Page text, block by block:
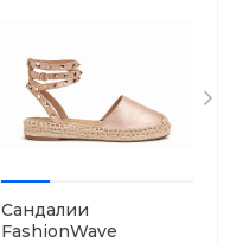
Сандалии
FashionWave